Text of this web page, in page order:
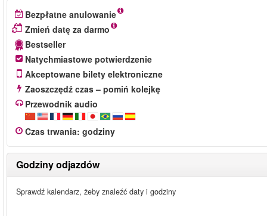
Bezpłatne anulowanie
Zmień datę za darmo
Bestseller
Natychmiastowe potwierdzenie
Akceptowane bilety elektroniczne
Zaoszczędź czas – pomiń kolejkę
Przewodnik audio
Czas trwania: godziny
Godziny odjazdów
Sprawdź kalendarz, żeby znaleźć daty i godziny